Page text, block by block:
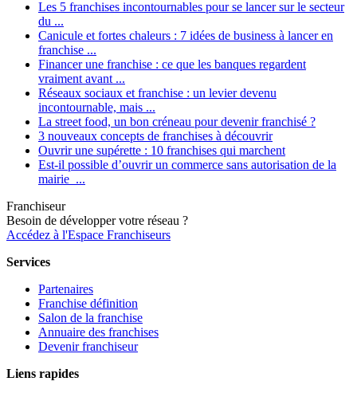
Les 5 franchises incontournables pour se lancer sur le secteur
du ...
Canicule et fortes chaleurs : 7 idées de business à lancer en
franchise ...
Financer une franchise : ce que les banques regardent
vraiment avant ...
Réseaux sociaux et franchise : un levier devenu
incontournable, mais ...
La street food, un bon créneau pour devenir franchisé ?
3 nouveaux concepts de franchises à découvrir
Ouvrir une supérette : 10 franchises qui marchent
Est-il possible d’ouvrir un commerce sans autorisation de la
mairie ...
Franchiseur
Besoin de développer votre réseau ?
Accédez à l'Espace Franchiseurs
Services
Partenaires
Franchise définition
Salon de la franchise
Annuaire des franchises
Devenir franchiseur
Liens rapides